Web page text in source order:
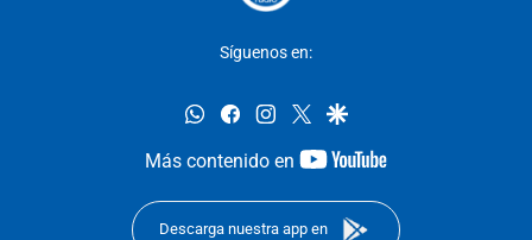
Síguenos en:
whatsappfacebookinstagram
twittergoogle
Más contenido en
youtube-
Descarga nuestra app en